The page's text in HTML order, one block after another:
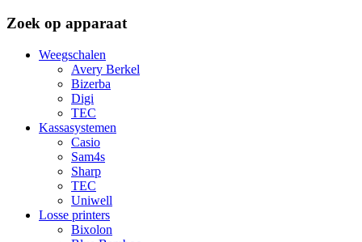
Zoek op apparaat
Weegschalen
Avery Berkel
Bizerba
Digi
TEC
Kassasystemen
Casio
Sam4s
Sharp
TEC
Uniwell
Losse printers
Bixolon